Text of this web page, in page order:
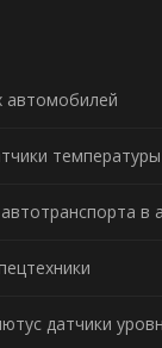
автомобилей
в
датчики